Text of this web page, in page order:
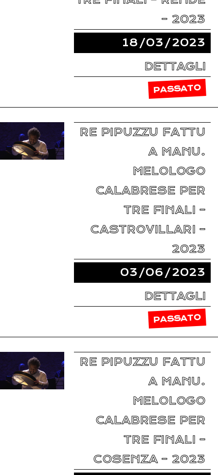
– 2023
18/03/2023
DETTAGLI
PASSATO
RE PIPUZZU FATTU
A MANU.
MELOLOGO
CALABRESE PER
TRE FINALI –
CASTROVILLARI –
2023
03/06/2023
DETTAGLI
PASSATO
RE PIPUZZU FATTU
A MANU.
MELOLOGO
CALABRESE PER
TRE FINALI –
COSENZA – 2023